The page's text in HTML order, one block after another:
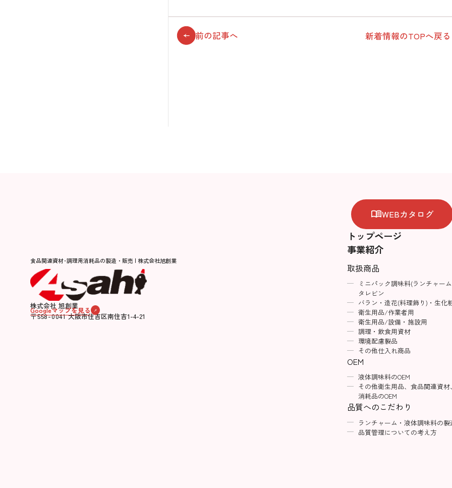
前の記事へ 新着情報のTOPへ戻る
食品関連資材･調理用消耗品の製造・販売 | 株式会社旭創業
株式会社 旭創業
〒558-0041 大阪市住吉区南住吉1-4-21
Googleマップを見る
WEBカタログ
トップページ
事業紹介
取扱商品
ミニパック調味料(ランチャー
タレビン
バラン・造花(料理飾り)・生化
衛生用品/作業者用
衛生用品/設備・施設用
調理・飲食用資材
環境配慮製品
その他仕入れ商品
OEM
液体調味料のOEM
その他衛生用品、食品関連資材
消耗品のOEM
品質へのこだわり
ランチャーム・液体調味料の製
品質管理についての考え方